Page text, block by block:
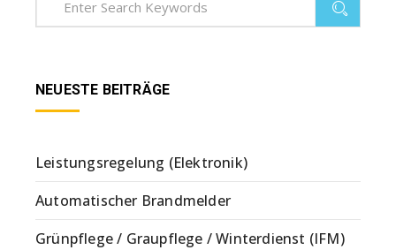
NEUESTE BEITRÄGE
Leistungsregelung (Elektronik)
Automatischer Brandmelder
Grünpflege / Graupflege / Winterdienst (IFM)